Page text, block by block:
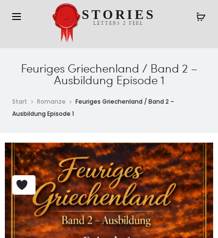
Feuriges Griechenland / Band 2 –
Ausbildung Episode 1
Start Romanze
Feuriges Griechenland / Band 2 –
Ausbildung Episode 1